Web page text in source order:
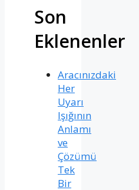
Son
Eklenenler
Aracınızdaki
Her
Uyarı
Işığının
Anlamı
ve
Çözümü
Tek
Bir